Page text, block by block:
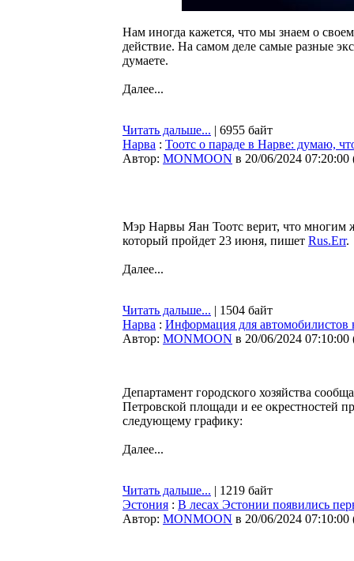
Нам иногда кажется, что мы знаем о
действие. На самом деле самые разные
думаете.
Далее...
Читать дальше... | 6955 байт
Нарва : Тоотс о параде в Нарве: думаю,
Автор: MONMOON в 20/06/2024 07:20:00
Мэр Нарвы Яан Тоотс верит, что многим
который пройдет 23 июня, пишет Rus.Err.
Далее...
Читать дальше... | 1504 байт
Нарва : Информация для автомобилистов
Автор: MONMOON в 20/06/2024 07:10:00
Департамент городского хозяйства
Петровской площади и ее окрестностей
следующему графику:
Далее...
Читать дальше... | 1219 байт
Эстония : В лесах Эстонии появились
Автор: MONMOON в 20/06/2024 07:10:00